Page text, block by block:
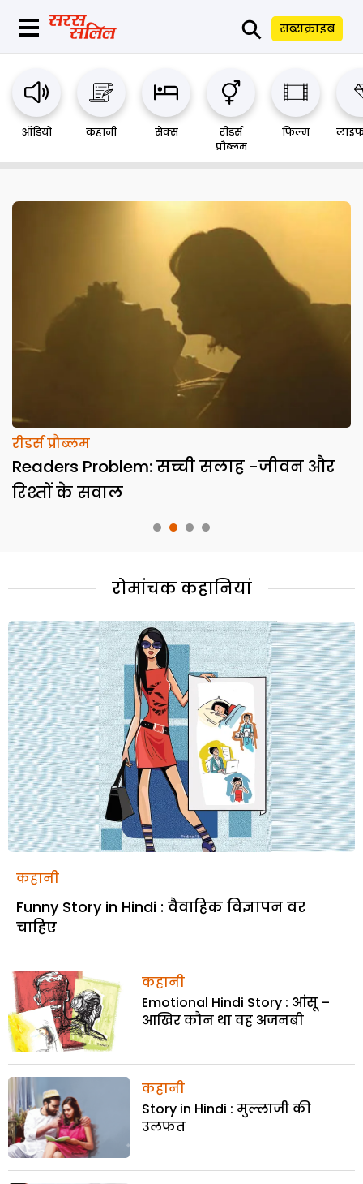
⚲ सब्सक्राइब
ऑडियो कहानी सेक्स
रीडर्स
प्रौब्लम
फिल्म
रीडर्स प्रौब्लम
Readers Problem: सच्ची सलाह -जीवन और
रिश्तों के सवाल
रोमांचक कहानियां
कहानी
Funny Story in Hindi : वैवाहिक विज्ञापन वर
चाहिए
कहानी
Emotional Hindi Story : आंसू –
आखिर कौन था वह अजनबी
कहानी
Story in Hindi : मुल्लाजी की
उलफत